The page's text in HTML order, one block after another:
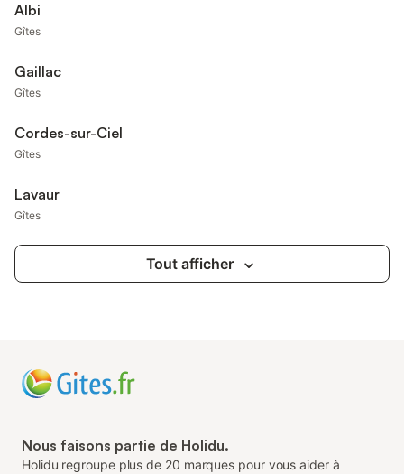
Albi
Gîtes
Gaillac
Gîtes
Cordes-sur-Ciel
Gîtes
Lavaur
Gîtes
Tout afficher
Nous faisons partie de Holidu.
Holidu regroupe plus de 20 marques pour vous aider à